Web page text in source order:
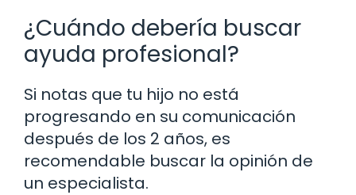
¿Cuándo debería buscar
ayuda profesional?
Si notas que tu hijo no está
progresando en su comunicación
después de los 2 años, es
recomendable buscar la opinión de
un especialista.